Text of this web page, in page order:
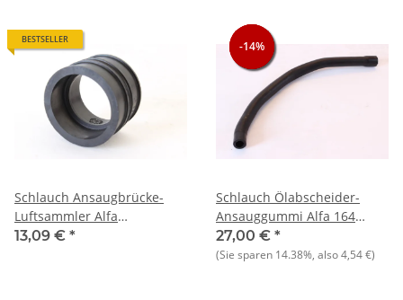
BESTSELLER
Schlauch Ansaugbrücke-
Luftsammler Alfa
75+164+155 TS 8V+Spider
13,09 € *
-14%
-14%
-14%
Schlauch Ölabscheider-
Ansauggummi Alfa 164
NOS-Original
27,00 € *
(Sie sparen 14.38%, also4,54 €)